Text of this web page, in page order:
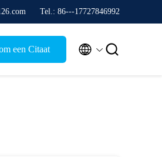
Tel.: 86---17727846992
een Citaat  